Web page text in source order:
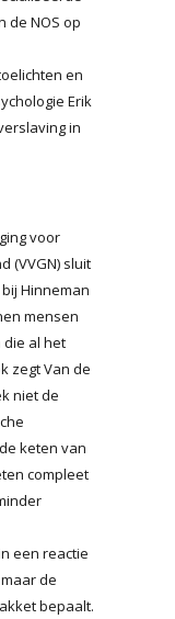
de NOS op
en
Erik
in
voor
(VVGN) sluit
Hinneman
mensen
die al het
zegt Van de
niet de
keten van
compleet
een reactie
de
bepaalt.